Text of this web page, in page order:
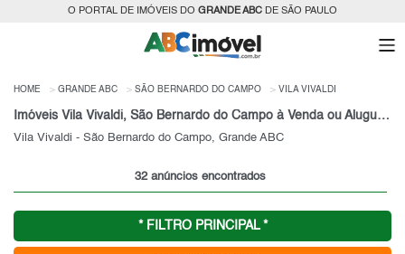
O PORTAL DE IMÓVEIS DO GRANDE ABC DE SÃO PAULO
HOME GRANDE ABC SÃO BERNARDO DO CAMPO VILA VIVALDI
Imóveis Vila Vivaldi, São Bernardo do Campo à Venda ou Aluguel, Grande ABC, SP
Vila Vivaldi - São Bernardo do Campo, Grande ABC
32 anúncios encontrados
* FILTRO PRINCIPAL *